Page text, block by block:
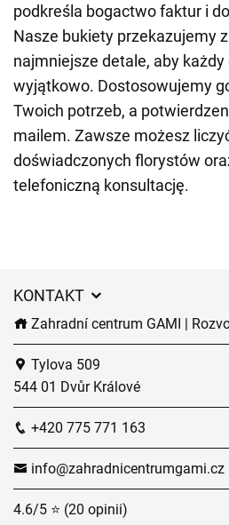
podkreśla bogactwo faktur i
Nasze bukiety przekazujemy
najmniejsze detale, aby każdy
wyjątkowo. Dostosowujemy
Twoich potrzeb, a
mailem. Zawsze możesz
doświadczonych florystów
telefoniczną konsultację.
KONTAKT
Zahradní centrum GAMI |
Tylova 509
544 01 Dvůr Králové
+420 775 771 163
info@zahradnicentrumgami.cz
4.6/5 ⭐ (20 opinii)